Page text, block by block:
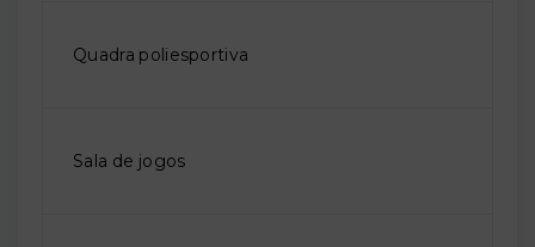
Quadra poliesportiva
Sala de jogos